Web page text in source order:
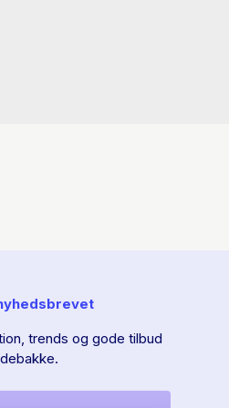
trends og gode tilbud